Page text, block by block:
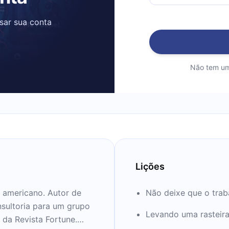
sua conta
Não tem
Autor de
para um grupo
Revista Fortune.
Lições
Não deixe que o
Levando uma